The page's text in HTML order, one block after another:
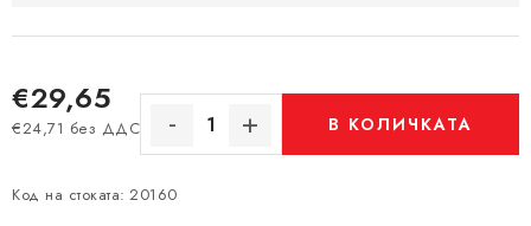
€29,65
€24,71 без ДДС
Измерване на цената:
В КОЛИЧКАТА
Код на стоката: 20160